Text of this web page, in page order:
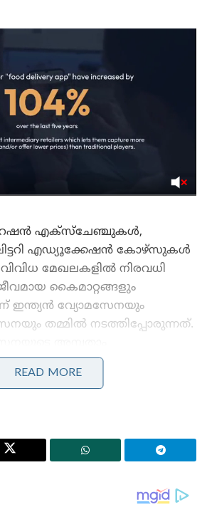
എക്സ്ചേഞ്ചുകള്‍,
എഡ്യൂക്കേഷന്‍ കോഴ്സുകള്‍
മേഖലകളില്‍ നിരവധി
കൈമാറ്റങ്ങളും
വ്യോമസേനയും
തമ്മില്‍ നടത്തിപ്പോരുന്നത്.
വ്യോമസേന സൂര്യകിരണ്‍
(എസ്‌കാറ്റ്) 2001 ല്‍ നേരത്തെ
‘വിരൂപാക്ഷ’ റഡാറുമായി
കൂട്ടുന്ന തദ്ദേശീയ വിപ്ലവം
READ MORE